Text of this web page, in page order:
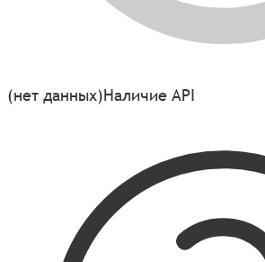
(нет данных)Наличие API